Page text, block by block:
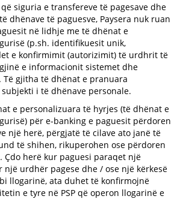
siguria e transfereve të pagesave dhe
dhënave të paguesve, Paysera nuk ruan
në lidhje me të dhënat e
(p.sh. identifikuesit unik,
e konfirmimit (autorizimit) të urdhrit të
e informacionit sistemet dhe
gjitha të dhënat e pranuara
i të dhënave personale.
e personalizuara të hyrjes (të dhënat e
për e-banking e paguesit përdoren
një herë, përgjatë të cilave ato janë të
të shihen, rikuperohen ose përdoren
Çdo herë kur paguesi paraqet një
një urdhër pagese dhe / ose një kërkesë
llogarinë, ata duhet të konfirmojnë
e tyre në PSP që operon llogarinë e